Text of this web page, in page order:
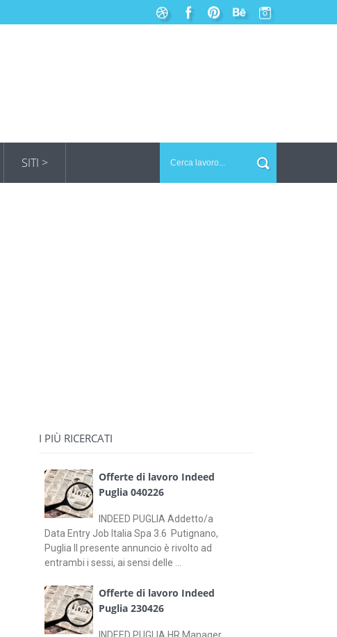
SITI >
I PIÙ RICERCATI
Offerte di lavoro Indeed
Puglia 040226
INDEED PUGLIA Addetto/a
Data Entry Job Italia Spa 3.6 Putignano,
Puglia Il presente annuncio è rivolto ad
entrambi i sessi, ai sensi delle ...
Offerte di lavoro Indeed
Puglia 230426